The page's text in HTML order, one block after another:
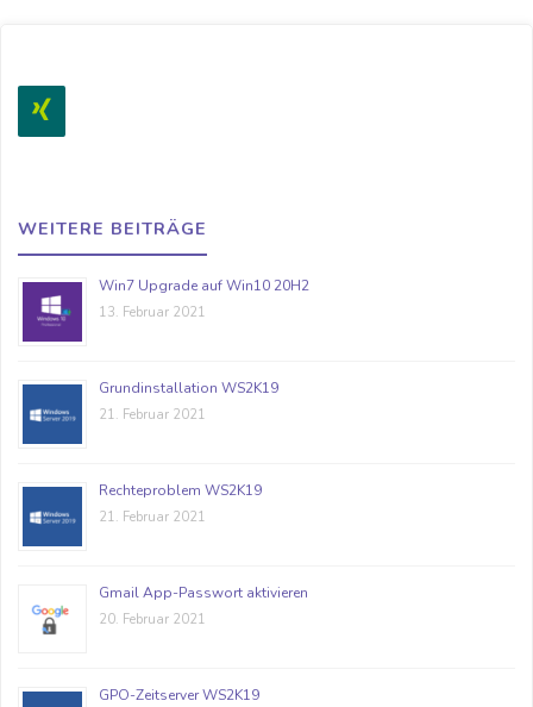
WEITERE BEITRÄGE
Win7 Upgrade auf Win10 20H2
13. Februar 2021
Grundinstallation WS2K19
21. Februar 2021
Rechteproblem WS2K19
21. Februar 2021
Gmail App-Passwort aktivieren
20. Februar 2021
GPO-Zeitserver WS2K19